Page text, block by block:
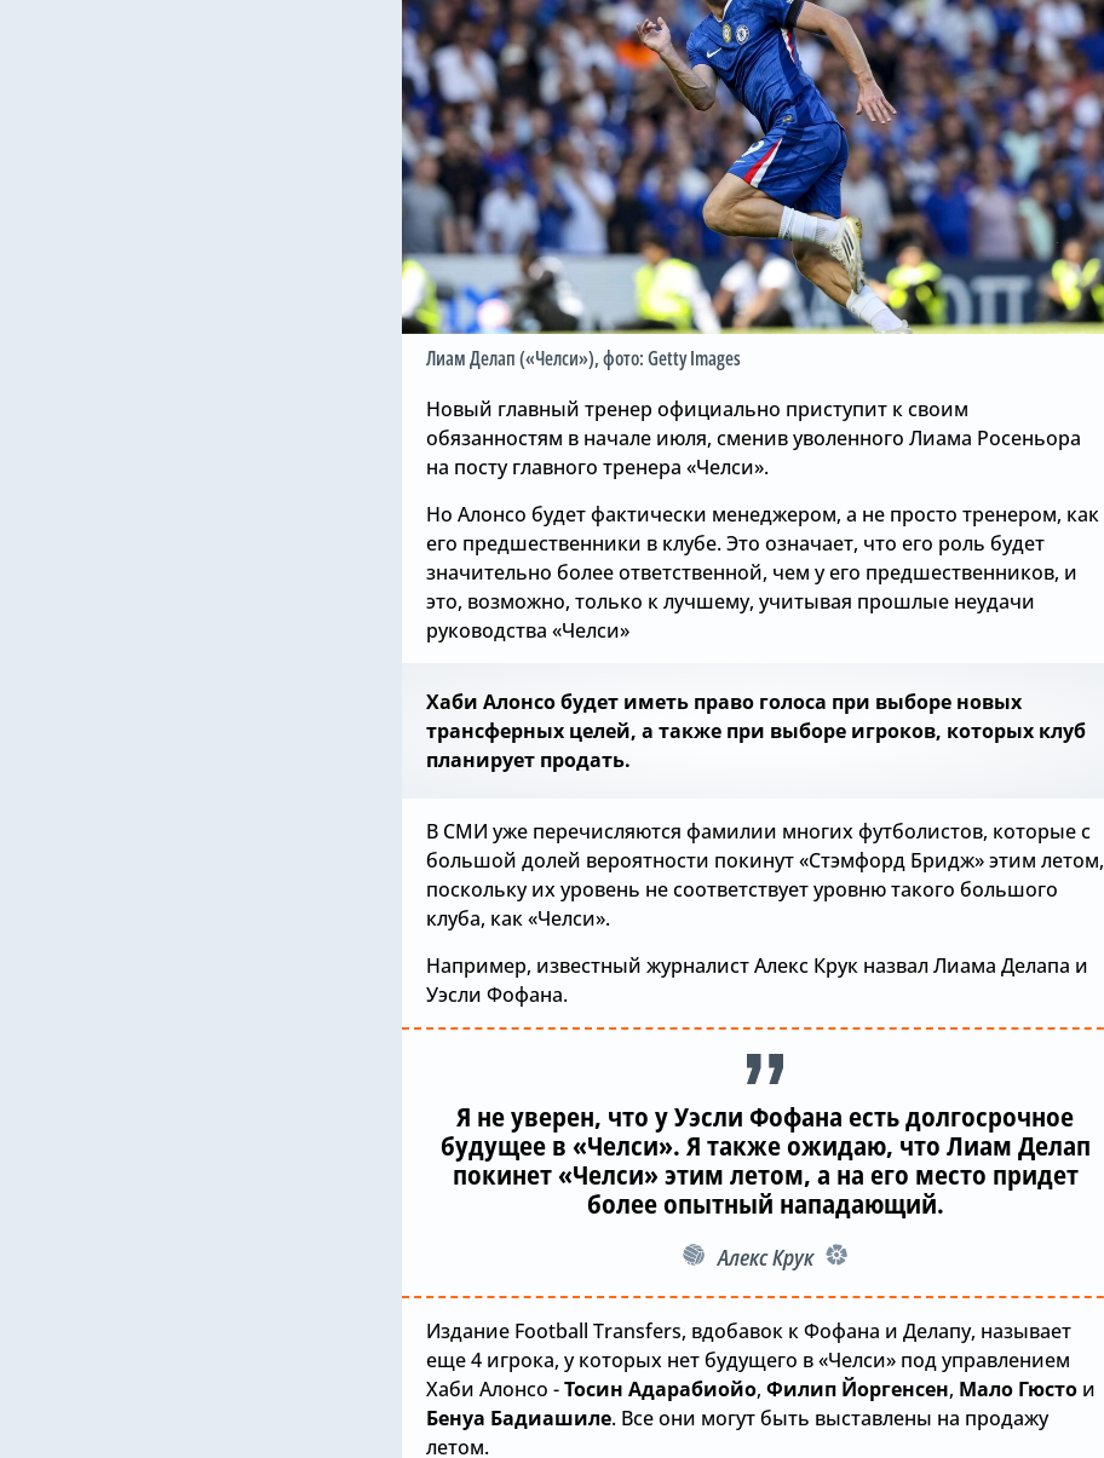
Лиам Делап («Челси»), фото: Getty Images
Новый главный тренер официально приступит к своим
обязанностям в начале июля, сменив уволенного Лиама Росеньора
на посту главного тренера «Челси».
Но Алонсо будет фактически менеджером, а не просто тренером, как
его предшественники в клубе. Это означает, что его роль будет
значительно более ответственной, чем у его предшественников, и
это, возможно, только к лучшему, учитывая прошлые неудачи
руководства «Челси»
Хаби Алонсо будет иметь право голоса при выборе новых
трансферных целей, а также при выборе игроков, которых клуб
планирует продать.
В СМИ уже перечисляются фамилии многих футболистов, которые с
большой долей вероятности покинут «Стэмфорд Бридж» этим летом,
поскольку их уровень не соответствует уровню такого большого
клуба, как «Челси».
Например, известный журналист Алекс Крук назвал Лиама Делапа и
Уэсли Фофана.
Я не уверен, что у Уэсли Фофана есть долгосрочное
будущее в «Челси». Я также ожидаю, что Лиам Делап
покинет «Челси» этим летом, а на его место придет
более опытный нападающий.
Алекс Крук
Издание Football Transfers, вдобавок к Фофана и Делапу, называет
еще 4 игрока, у которых нет будущего в «Челси» под управлением
Хаби Алонсо -Тосин Адарабиойо, Филип Йоргенсен, Мало Гюсто и
Бенуа Бадиашиле. Все они могут быть выставлены на продажу
летом.